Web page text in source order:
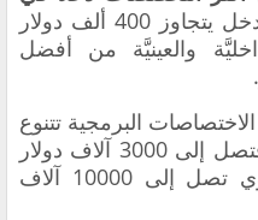
مميز ومهمة وذات دخل يتجاوز 400 ألف دولار
والعينيَّة من أفضل
البرمجية تتنوع
وتتفاوت بشكل كبير رواتبهم فتصل إلى 3000 آلاف دولار
كحد أقل بينما المهندس القوي تصل إلى 10000 آلاف